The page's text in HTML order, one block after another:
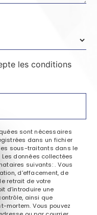
le
les conditions
sont nécessaires
dans un fichier
sous-traitants dans le
Les données collectées
suivants: . Vous
d’effacement, de
retrait de votre
d’introduire une
ainsi que
mortem. Vous pouvez